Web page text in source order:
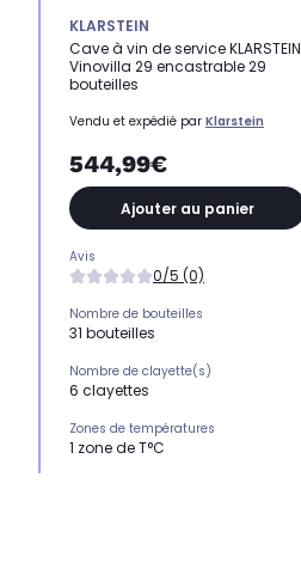
KLARSTEIN
Cave à vin de service KLARSTEIN
Vinovilla 29 encastrable 29
bouteilles
Vendu et expédié par Klarstein
544,99€
Ajouter au panier
Avis
0/5 (0)
Nombre de bouteilles
31 bouteilles
Nombre de clayette(s)
6 clayettes
Zones de températures
1 zone de T°C